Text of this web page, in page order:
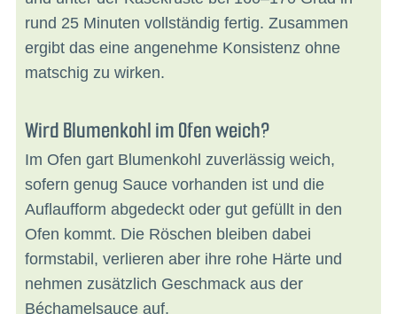
rund 25 Minuten vollständig fertig. Zusammen
ergibt das eine angenehme Konsistenz ohne
matschig zu wirken.
Wird Blumenkohl im Ofen weich?
Im Ofen gart Blumenkohl zuverlässig weich,
sofern genug Sauce vorhanden ist und die
Auflaufform abgedeckt oder gut gefüllt in den
Ofen kommt. Die Röschen bleiben dabei
formstabil, verlieren aber ihre rohe Härte und
nehmen zusätzlich Geschmack aus der
Béchamelsauce auf.